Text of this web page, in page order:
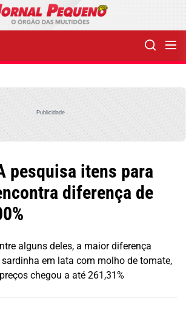
Publicidade
pesquisa itens para
diferença de
alguns deles, a maior diferença
em lata com molho de tomate,
chegou a até 261,31%